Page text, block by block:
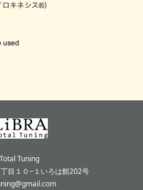
Tuning
目１０−１いろは館202号